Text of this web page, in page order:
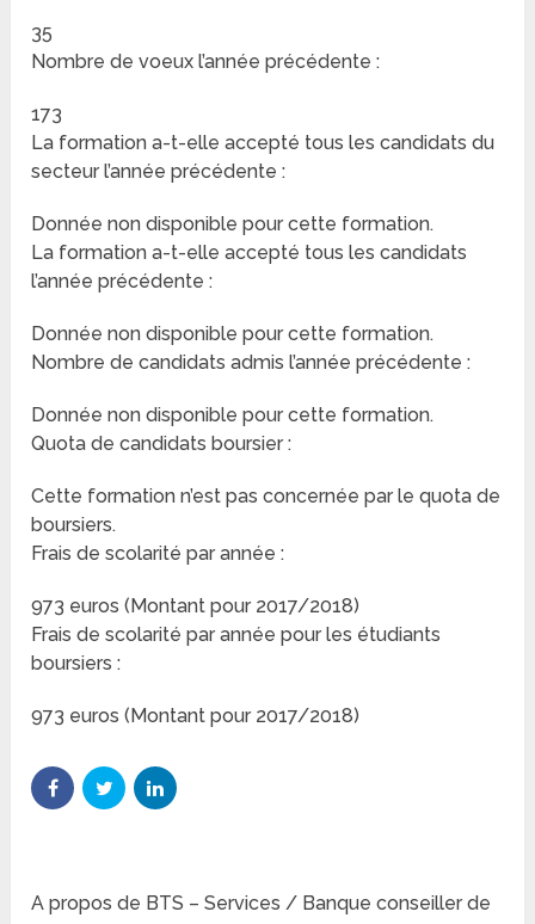
35
Nombre de voeux l’année précédente :
173
La formation a-t-elle accepté tous les candidats du
secteur l’année précédente :
Donnée non disponible pour cette formation.
La formation a-t-elle accepté tous les candidats
l’année précédente :
Donnée non disponible pour cette formation.
Nombre de candidats admis l’année précédente :
Donnée non disponible pour cette formation.
Quota de candidats boursier :
Cette formation n’est pas concernée par le quota de
boursiers.
Frais de scolarité par année :
973 euros (Montant pour 2017/2018)
Frais de scolarité par année pour les étudiants
boursiers :
973 euros (Montant pour 2017/2018)
A propos de BTS – Services / Banque conseiller de